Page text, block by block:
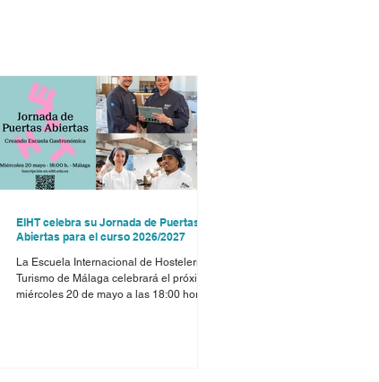
EIHT celebra su Jornada de Puertas
Abiertas para el curso 2026/2027
La Escuela Internacional de Hostelería y
Turismo de Málaga celebrará el próximo
miércoles 20 de mayo a las 18:00 horas